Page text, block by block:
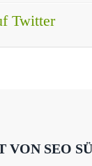
Twitter
VON SEO